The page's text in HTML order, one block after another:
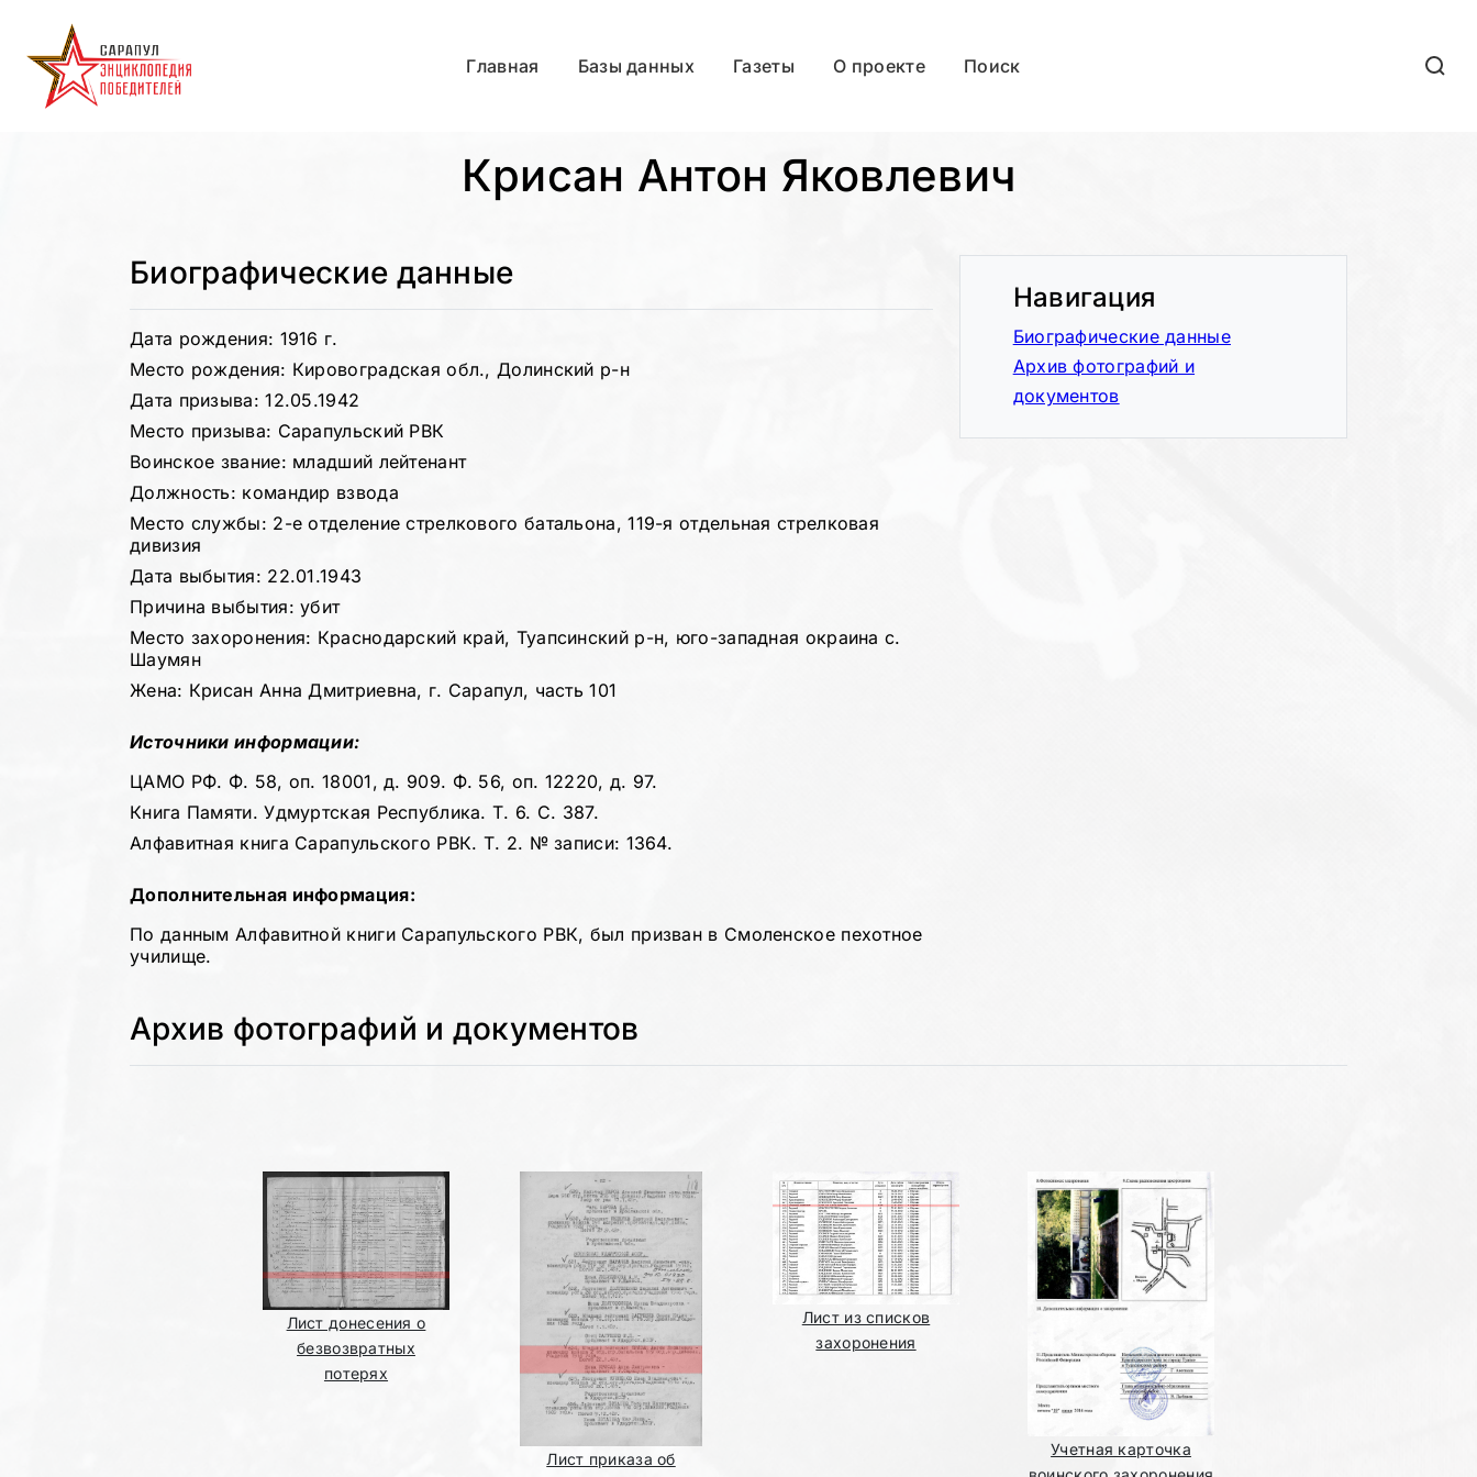
Главная Базы данных Газеты О проекте Поиск
Крисан Антон Яковлевич
Биографические данные
Дата рождения: 1916 г.
Место рождения: Кировоградская обл., Долинский р-н
Дата призыва: 12.05.1942
Место призыва: Сарапульский РВК
Воинское звание: младший лейтенант
Должность: командир взвода
Место службы: 2-е отделение стрелкового батальона, 119-я отдельная стрелковая
дивизия
Дата выбытия: 22.01.1943
Причина выбытия: убит
Место захоронения: Краснодарский край, Туапсинский р-н, юго-западная окраина с.
Шаумян
Жена: Крисан Анна Дмитриевна, г. Сарапул, часть 101
Источники информации:
ЦАМО РФ. Ф. 58, оп. 18001, д. 909. Ф. 56, оп. 12220, д. 97.
Книга Памяти. Удмуртская Республика. Т. 6. С. 387.
Алфавитная книга Сарапульского РВК. Т. 2. № записи: 1364.
Дополнительная информация:
По данным Алфавитной книги Сарапульского РВК, был призван в Смоленское пехотное
училище.
Навигация
Биографические данные
Архив фотографий и
документов
Архив фотографий и документов
Лист донесения о
безвозвратных
потерях
Лист приказа об
Лист из списков
захоронения
Учетная карточка